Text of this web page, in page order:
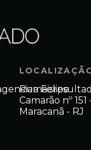
Rua Felipe
Camarão nº 151
Maracanã - RJ